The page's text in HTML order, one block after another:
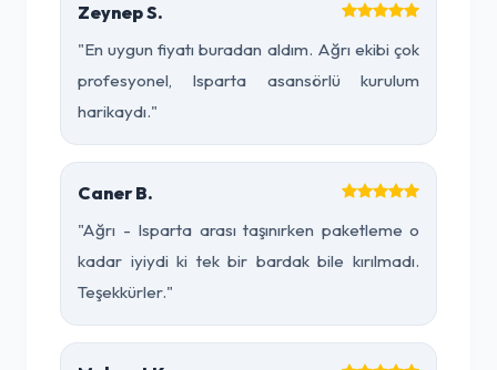
Zeynep S.
"En uygun fiyatı buradan aldım. Ağrı ekibi çok
profesyonel, Isparta asansörlü kurulum
harikaydı."
Caner B.
"Ağrı - Isparta arası taşınırken paketleme o
kadar iyiydi ki tek bir bardak bile kırılmadı.
Teşekkürler."